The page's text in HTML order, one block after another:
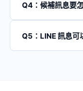
約；若是常態性
化。
Q4：候補訊息要
名單上的顧客。先
Q5：LINE 訊息可